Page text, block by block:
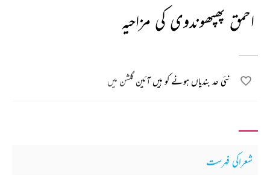
احمق پھپھوندوی کی مزاحیہ
نئی حد بندیاں ہونے کو ہیں آئین گلشن میں
شعراکی فہرست